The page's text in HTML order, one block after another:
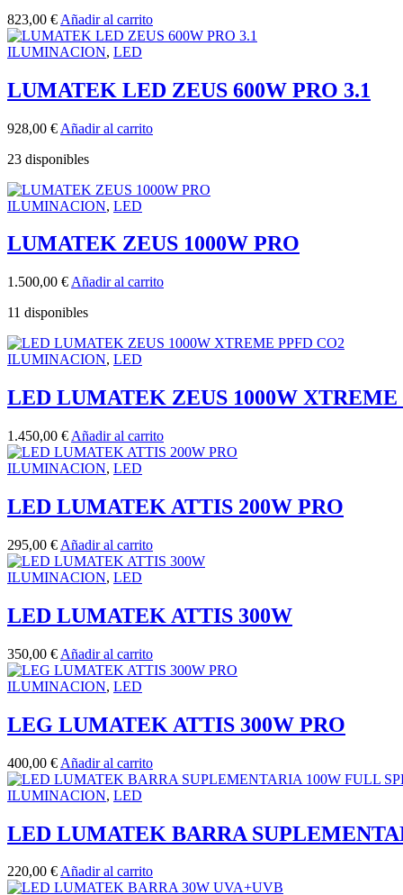
823,00 € Añadir al carrito
ILUMINACION, LED
LUMATEK LED ZEUS 600W PRO 3.1
928,00 € Añadir al carrito
23 disponibles
ILUMINACION, LED
LUMATEK ZEUS 1000W PRO
1.500,00 € Añadir al carrito
11 disponibles
ILUMINACION, LED
LED LUMATEK ZEUS 1000W XTREME
1.450,00 € Añadir al carrito
ILUMINACION, LED
LED LUMATEK ATTIS 200W PRO
295,00 € Añadir al carrito
ILUMINACION, LED
LED LUMATEK ATTIS 300W
350,00 € Añadir al carrito
ILUMINACION, LED
LEG LUMATEK ATTIS 300W PRO
400,00 € Añadir al carrito
ILUMINACION, LED
LED LUMATEK BARRA
220,00 €Añadir al carrito